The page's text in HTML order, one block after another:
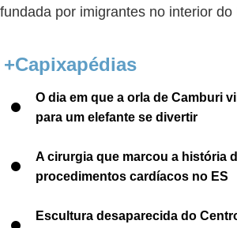
fundada por imigrantes no interior
+Capixapédias
O dia em que a orla de Camburi
para um elefante se divertir
A cirurgia que marcou a história
procedimentos cardíacos no ES
Escultura desaparecida do